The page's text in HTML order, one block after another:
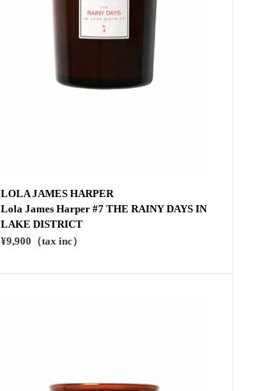
LOLA JAMES HARPER
Lola James Harper #7 THE RAINY DAYS IN
LAKE DISTRICT
¥9,900（tax inc）